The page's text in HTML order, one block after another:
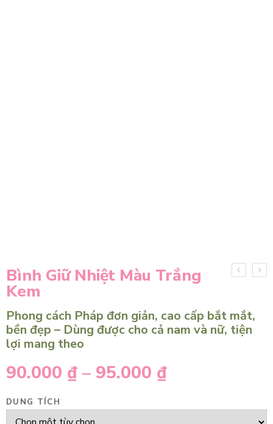
Bình Giữ Nhiệt Màu Trắng
Kem
Phong cách Pháp đơn giản, cao cấp bắt mắt,
bền đẹp – Dùng được cho cả nam và nữ, tiện
lợi mang theo
90.000 ₫ – 95.000 ₫
DUNG TÍCH